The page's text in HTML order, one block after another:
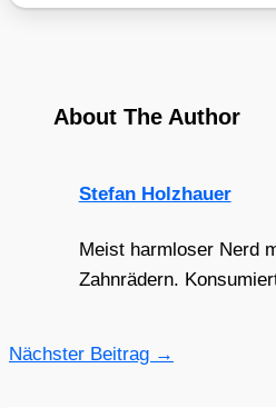
About The Author
Stefan Holzhauer
Meist harmloser Nerd
Zahnrädern.
Nächster Beitrag →